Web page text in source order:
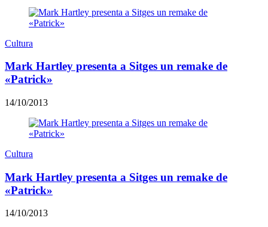
Cultura
Mark Hartley presenta a Sitges un remake de
«Patrick»
14/10/2013
Cultura
Mark Hartley presenta a Sitges un remake de
«Patrick»
14/10/2013